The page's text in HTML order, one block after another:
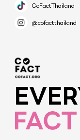
CoFactThailand
@cofactthailand